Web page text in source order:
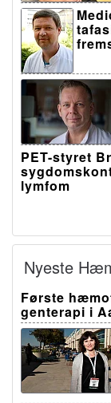
PET-styret
lymfom
Nyeste
Første
genterapi i